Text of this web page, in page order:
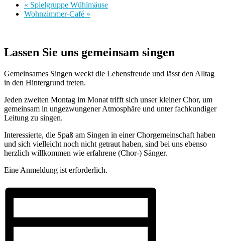
« Spielgruppe Wühlmäuse
Wohnzimmer-Café »
Lassen Sie uns gemeinsam singen
Gemeinsames Singen weckt die Lebensfreude und lässt den Alltag
in den Hintergrund treten.
Jeden zweiten Montag im Monat trifft sich unser kleiner Chor, um
gemeinsam in ungezwungener Atmosphäre und unter fachkundiger
Leitung zu singen.
Interessierte, die Spaß am Singen in einer Chorgemeinschaft haben
und sich vielleicht noch nicht getraut haben, sind bei uns ebenso
herzlich willkommen wie erfahrene (Chor-) Sänger.
Eine Anmeldung ist erforderlich.